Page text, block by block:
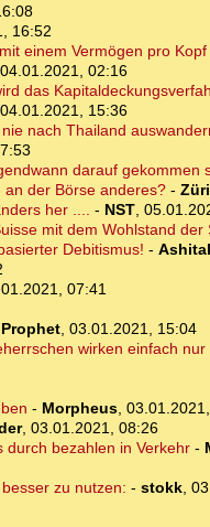
16:52
einem Vermögen pro
04.01.2021, 02:16
das
04.01.2021, 15:36
nach Thailand
darauf gekommen
an der Börse anderes?-
her .... - NST,
mit dem Wohlstand der
Debitismus! -
07:41
Prophet, 03.01.2021, 15:04
wirken einfach
- Morpheus,
, 03.01.2021, 08:26
durch bezahlen in Verkehr-
zu nutzen: - stokk,